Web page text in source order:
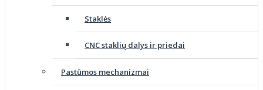
Staklės
CNC staklių dalys ir priedai
Pastūmos mechanizmai